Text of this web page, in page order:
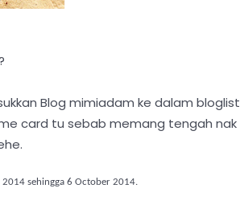
Blog mimiadam ke dalam bloglist
card tu sebab memang tengah nak
sehingga 6 October 2014.